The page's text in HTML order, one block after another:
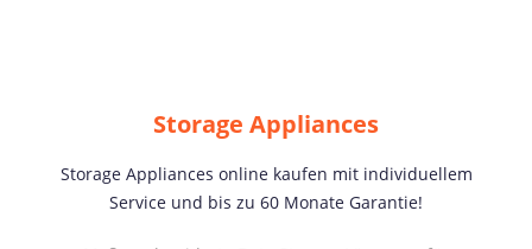
Storage Appliances
Storage Appliances online kaufen mit individuellem
Service und bis zu 60 Monate Garantie!